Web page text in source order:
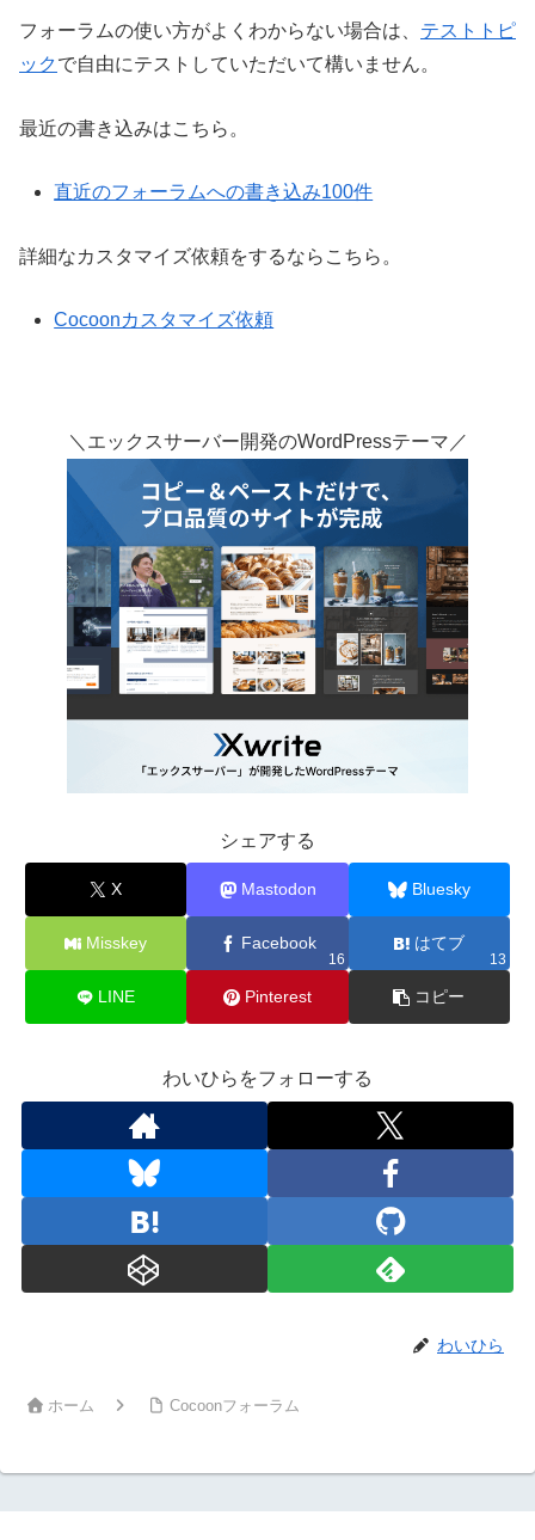
フォーラムの使い方がよくわからない場合は、 テストトピ
ックで自由にテストしていただいて構いません。
最近の書き込みはこちら。
直近のフォーラムへの書き込み100件
詳細なカスタマイズ依頼をするならこちら。
Cocoonカスタマイズ依頼
＼エックスサーバー開発のWordPressテーマ／
シェアする
X Mastodon Bluesky
Misskey Facebook
16
はてブ
13
LINE Pinterest コピー
わいひらをフォローする
わいひら
ホーム Cocoonフォーラム